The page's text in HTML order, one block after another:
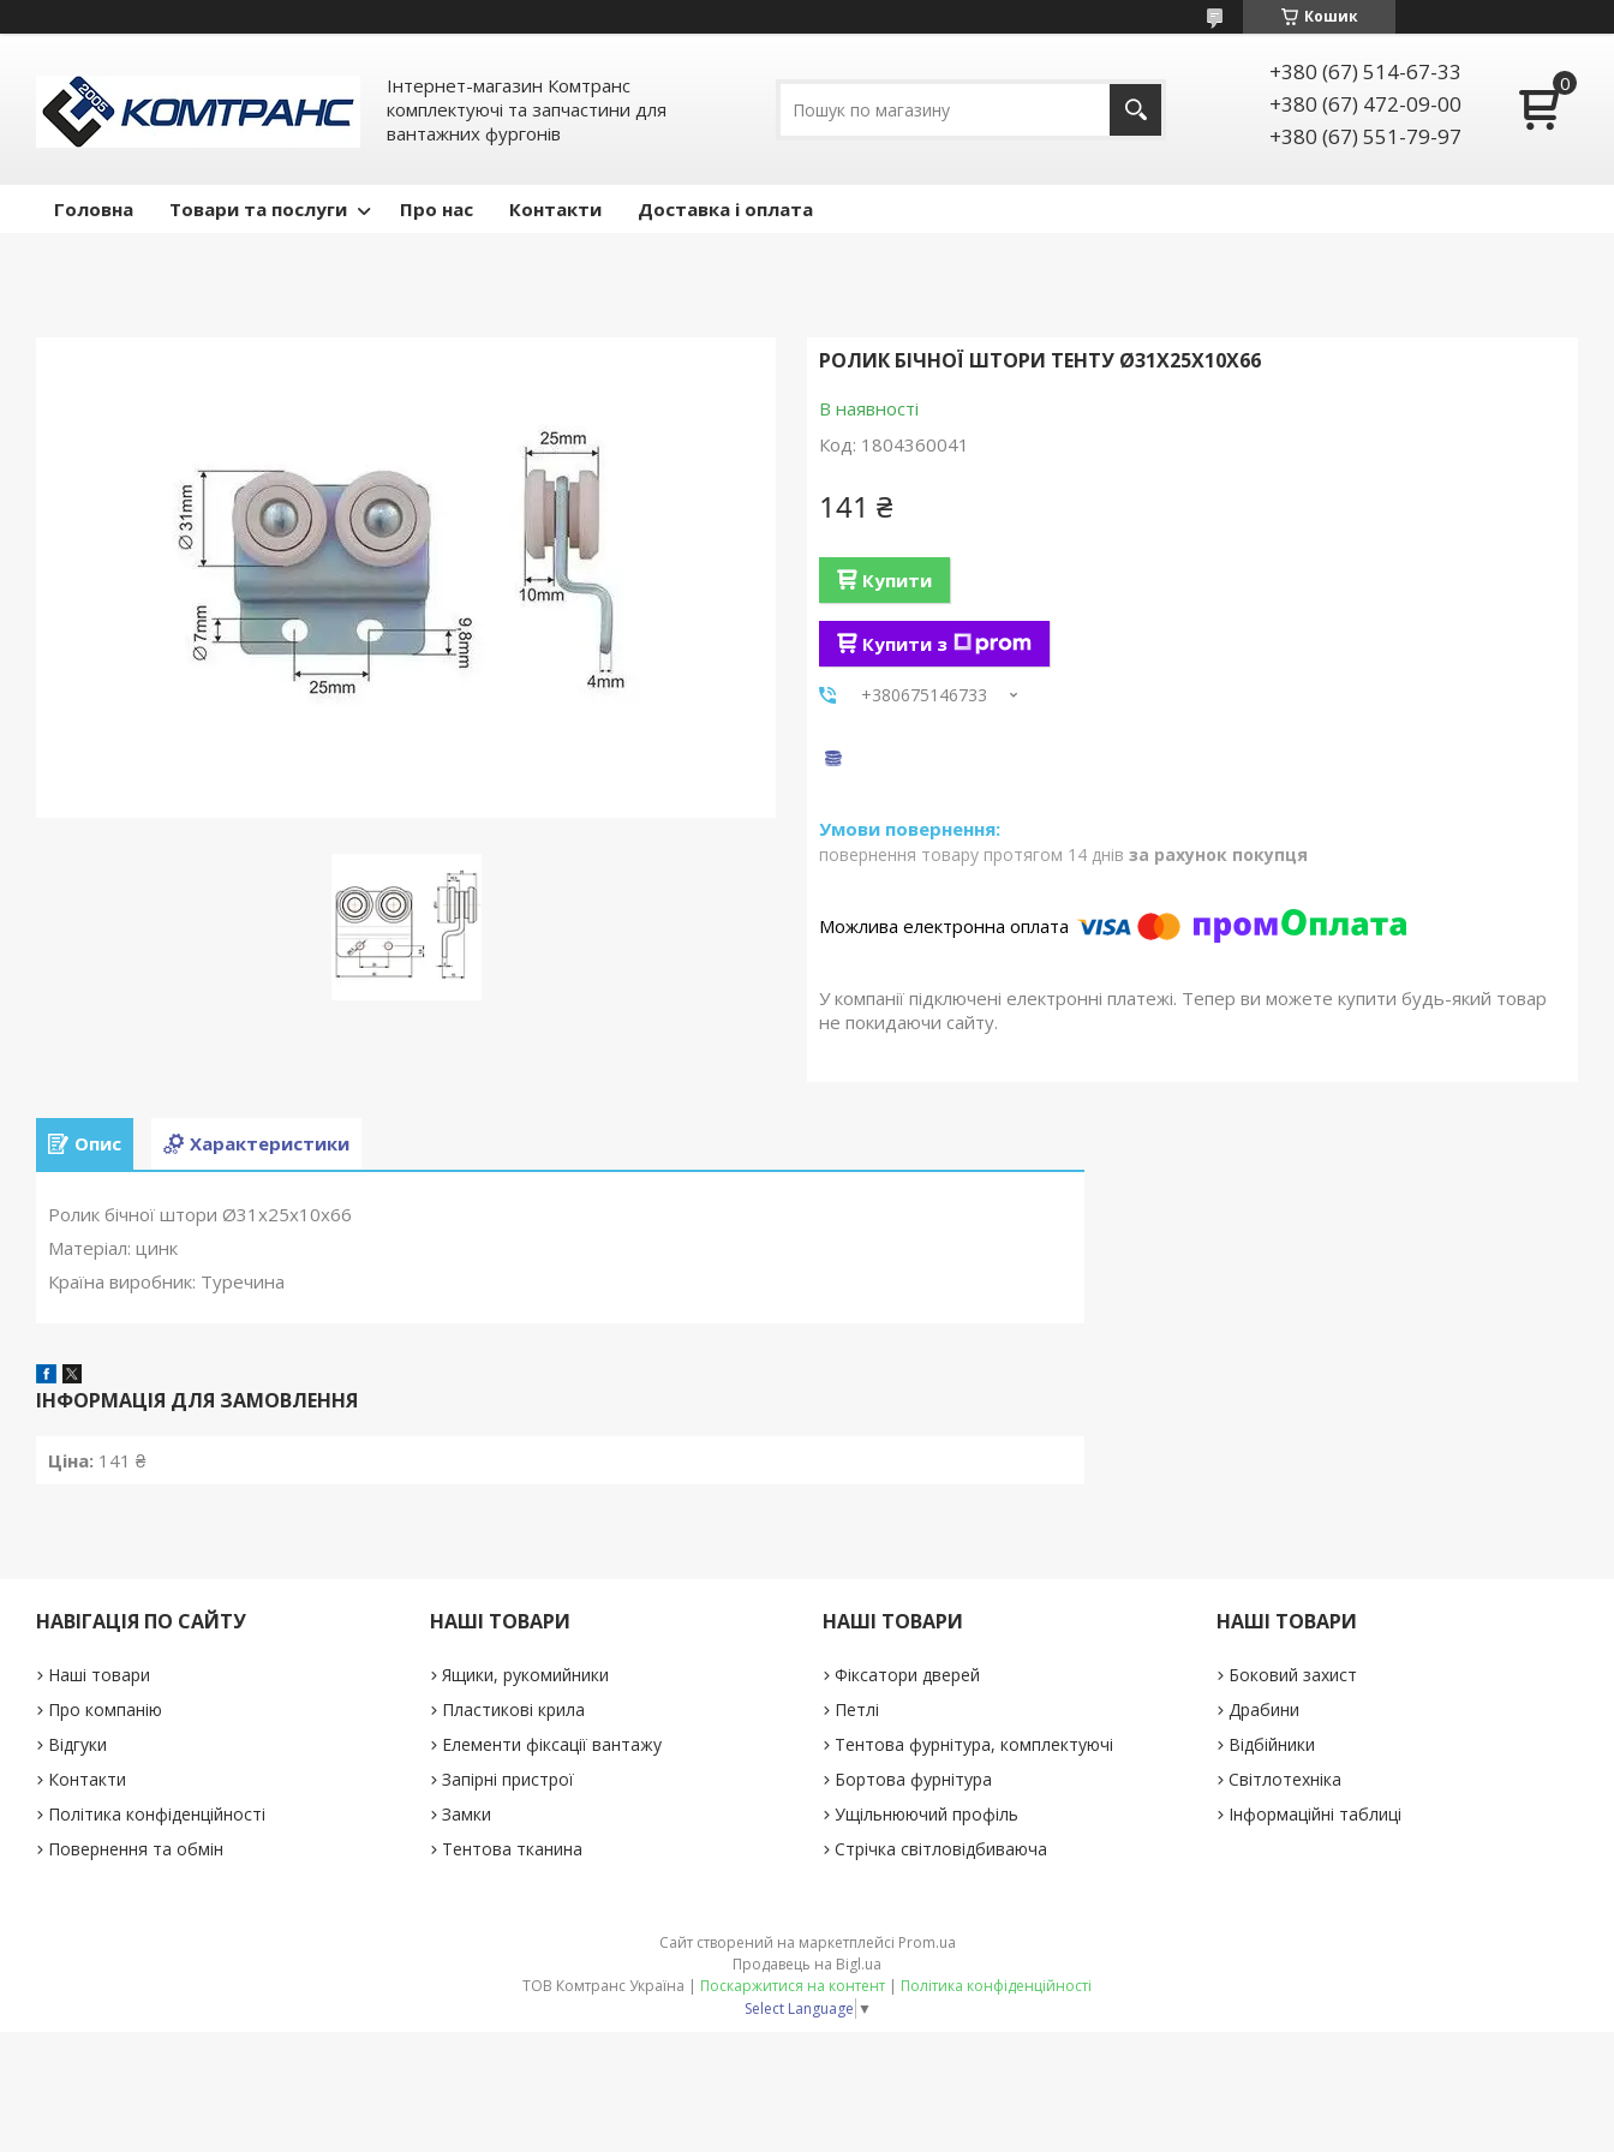
Кошик
Інтернет-магазин Комтранс
комплектуючі та запчастини для
вантажних фургонів
+380 (67) 514-67-33
+380 (67) 472-09-00
+380 (67) 551-79-97
Головна Товари та послуги Про нас Контакти Доставка і оплата
РОЛИК БІЧНОЇ ШТОРИ ТЕНТУ Ø31X25X10Х66
В наявності
Код: 1804360041
141 ₴
Купити
Купити з
+380675146733
повернення товару протягом 14 днів за рахунок покупця
У компанії підключені електронні платежі. Тепер ви можете купити будь-який товар
не покидаючи сайту.
Опис Характеристики
Ролик бічної штори Ø31x25x10х66
Матеріал: цинк
Країна виробник: Туречина
ІНФОРМАЦІЯ ДЛЯ ЗАМОВЛЕННЯ
Ціна: 141 ₴
НАВІГАЦІЯ ПО САЙТУ
Наші товари
Про компанію
Відгуки
Контакти
Політика конфіденційності
Повернення та обмін
НАШІ ТОВАРИ
Ящики, рукомийники
Пластикові крила
Елементи фіксації вантажу
Запірні пристрої
Замки
Тентова тканина
НАШІ ТОВАРИ
Фіксатори дверей
Петлі
Тентова фурнітура, комплектуючі
Бортова фурнітура
Ущільнюючий профіль
Стрічка світловідбиваюча
НАШІ ТОВАРИ
Боковий захист
Драбини
Відбійники
Світлотехніка
Інформаційні таблиці
Сайт створений на маркетплейсі Prom.ua
Продавець на Bigl.ua
ТОВ Комтранс Україна | Поскаржитися на контент | Політика конфіденційності
Select Language ▼